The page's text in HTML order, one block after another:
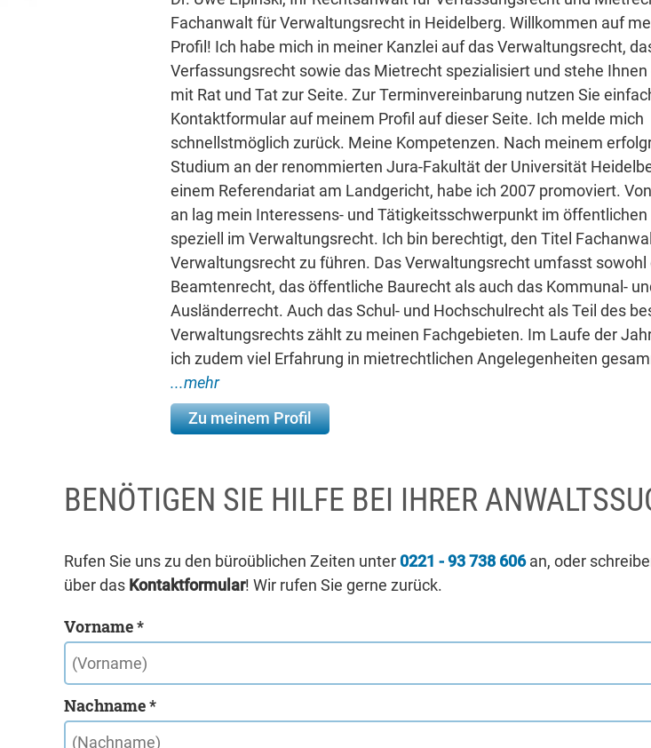
Fachanwalt für Verwaltungsrecht in Heidelberg. Willkommen auf
Profil! Ich habe mich in meiner Kanzlei auf das Verwaltungsrecht,
Verfassungsrecht sowie das Mietrecht spezialisiert und stehe Ihnen
mit Rat und Tat zur Seite. Zur Terminvereinbarung nutzen Sie
Kontaktformular auf meinem Profil auf dieser Seite. Ich melde mich
schnellstmöglich zurück. Meine Kompetenzen. Nach meinem
Studium an der renommierten Jura-Fakultät der Universität
einem Referendariat am Landgericht, habe ich 2007 promoviert.
an lag mein Interessens- und Tätigkeitsschwerpunkt im öffentlichen
speziell im Verwaltungsrecht. Ich bin berechtigt, den Titel
Verwaltungsrecht zu führen. Das Verwaltungsrecht umfasst sowohl
Beamtenrecht, das öffentliche Baurecht als auch das Kommunal-
Ausländerrecht. Auch das Schul- und Hochschulrecht als Teil des
Verwaltungsrechts zählt zu meinen Fachgebieten. Im Laufe der
ich zudem viel Erfahrung in mietrechtlichen Angelegenheiten
...mehr
Zu meinem Profil
BENÖTIGEN SIE HILFE BEI IHRER
Rufen Sie uns zu den büroüblichen Zeiten unter 0221 - 93 738 606an, oder
über das Kontaktformular! Wir rufen Sie gerne zurück.
Vorname *
Nachname *